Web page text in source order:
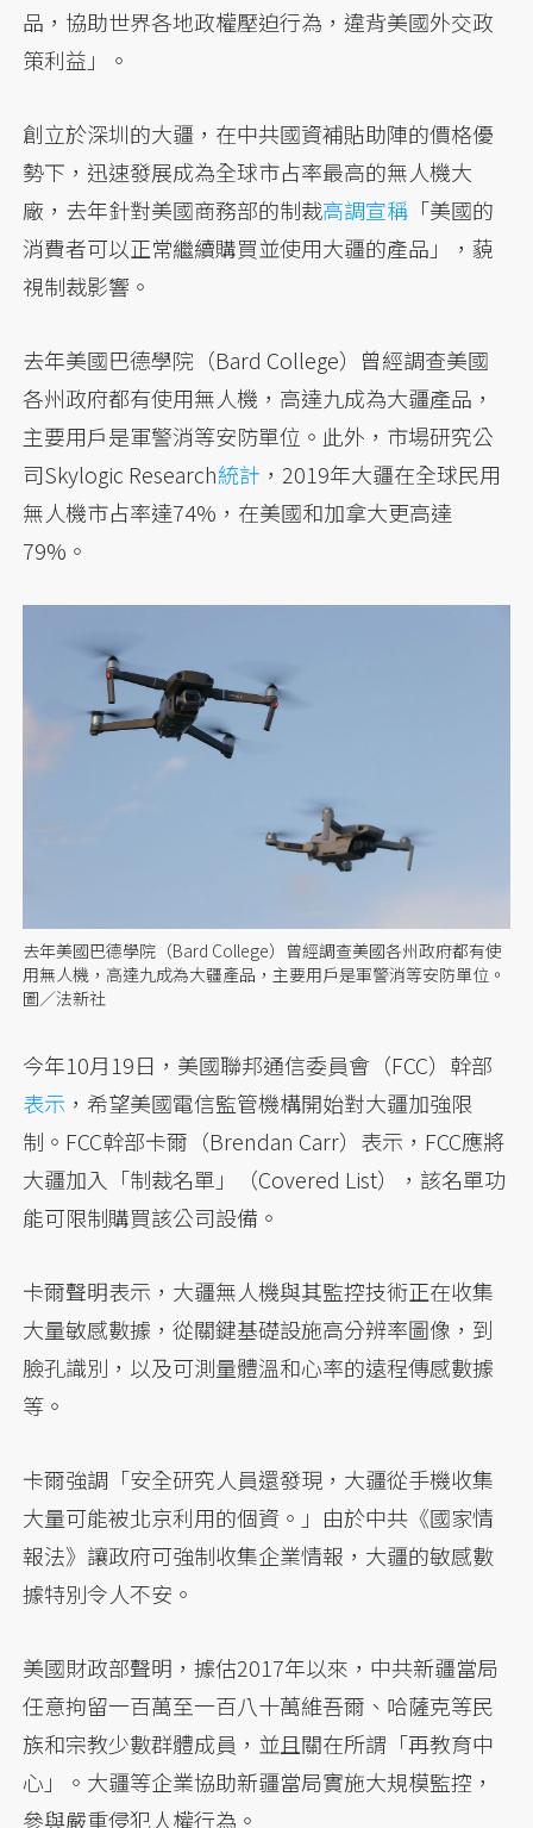
品，協助世界各地政權壓迫行為，違背美國外交政
策利益」。
創立於深圳的大疆，在中共國資補貼助陣的價格優
勢下，迅速發展成為全球市占率最高的無人機大
廠，去年針對美國商務部的制裁高調宣稱 「美國的
消費者可以正常繼續購買並使用大疆的產品」，藐
視制裁影響。
去年美國巴德學院（Bard College）曾經調查美國
各州政府都有使用無人機，高達九成為大疆產品，
主要用戶是軍警消等安防單位。此外，市場研究公
司Skylogic Research統計 ，2019年大疆在全球民用
無人機市占率達74%，在美國和加拿大更高達
79%。
去年美國巴德學院（Bard College）曾經調查美國各州政府都有使
用無人機，高達九成為大疆產品，主要用戶是軍警消等安防單位。
圖／法新社
今年10月19日，美國聯邦通信委員會（FCC）幹部
表示 ，希望美國電信監管機構開始對大疆加強限
制。FCC幹部卡爾（Brendan Carr）表示，FCC應將
大疆加入「制裁名單」（Covered List），該名單功
能可限制購買該公司設備。
卡爾聲明表示，大疆無人機與其監控技術正在收集
大量敏感數據，從關鍵基礎設施高分辨率圖像，到
臉孔識別，以及可測量體溫和心率的遠程傳感數據
等。
卡爾強調「安全研究人員還發現，大疆從手機收集
大量可能被北京利用的個資。」由於中共《國家情
報法》讓政府可強制收集企業情報，大疆的敏感數
據特別令人不安。
美國財政部聲明，據估2017年以來，中共新疆當局
任意拘留一百萬至一百八十萬維吾爾、哈薩克等民
族和宗教少數群體成員，並且關在所謂「再教育中
心」。大疆等企業協助新疆當局實施大規模監控，
參與嚴重侵犯人權行為。